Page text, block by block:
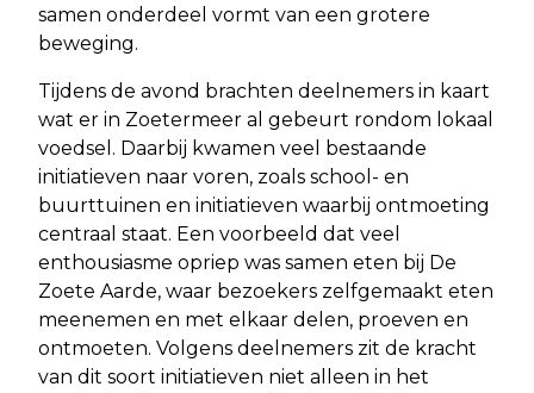
samen onderdeel vormt van een grotere
beweging.
Tijdens de avond brachten deelnemers in kaart
wat er in Zoetermeer al gebeurt rondom lokaal
voedsel. Daarbij kwamen veel bestaande
initiatieven naar voren, zoals school- en
buurttuinen en initiatieven waarbij ontmoeting
centraal staat. Een voorbeeld dat veel
enthousiasme opriep was samen eten bij De
Zoete Aarde, waar bezoekers zelfgemaakt eten
meenemen en met elkaar delen, proeven en
ontmoeten. Volgens deelnemers zit de kracht
van dit soort initiatieven niet alleen in het